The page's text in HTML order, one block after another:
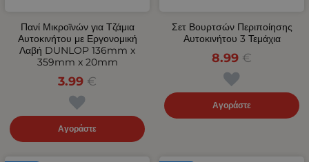
Πανί Μικροϊνών για Τζάμια
Αυτοκινήτου με Εργονομική
Λαβή DUNLOP 136mm x
359mm x 20mm
3.99 €
Αγοράστε
Σετ Βουρτσών Περιποίησης
Αυτοκινήτου 3 Τεμάχια
8.99 €
Αγοράστε